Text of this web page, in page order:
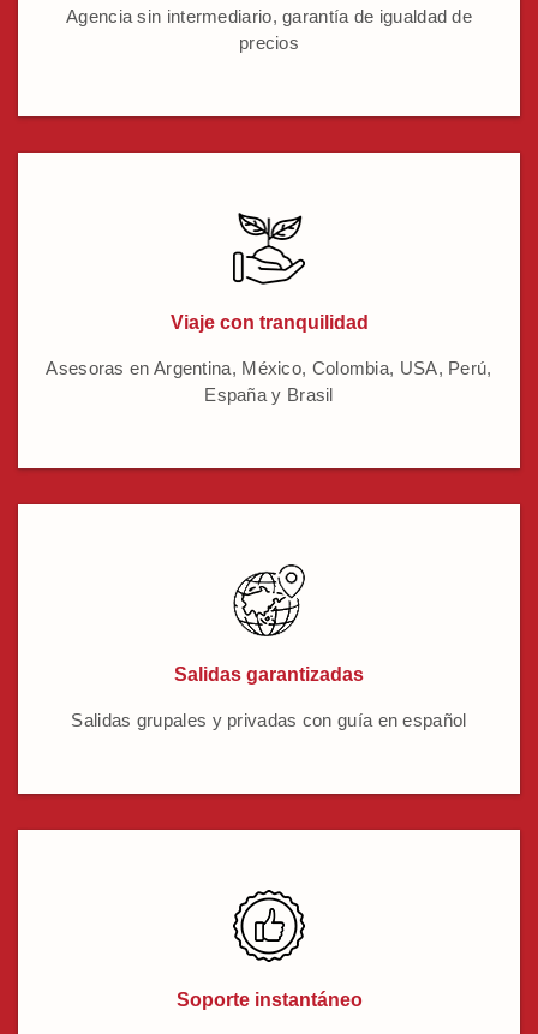
Agencia sin intermediario, garantía de igualdad de
precios
Viaje con tranquilidad
Asesoras en Argentina, México, Colombia, USA, Perú,
España y Brasil
Salidas garantizadas
Salidas grupales y privadas con guía en español
Soporte instantáneo